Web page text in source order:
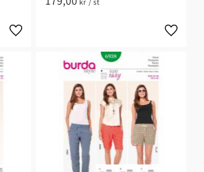
Lägg till i favoriter Lägg till